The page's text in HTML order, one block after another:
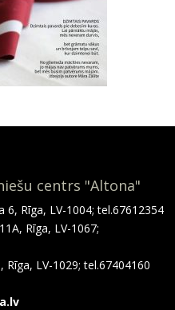
centrs "Altona"
6, Rīga, LV-1004; tel.67612354
Rīga, LV-1067;
Rīga, LV-1029; tel.67404160